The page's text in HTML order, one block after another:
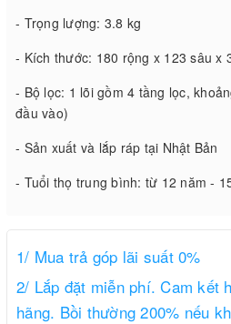
- Trọng lượng: 3.8 kg
- Kích thước: 180 rộng x 123 sâu x
- Bộ lọc: 1 lõi gồm 4 tầng lọc,
đầu vào)
- Sản xuất và lắp ráp tại Nhật Bản
- Tuổi thọ trung bình: từ 12 năm -
1/ Mua trả góp lãi suất 0%
2/ Lắp đặt miễn phí. Cam kết
hãng. Bồi thường 200% nếu